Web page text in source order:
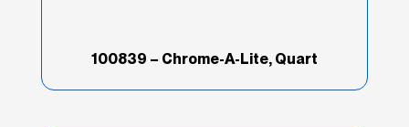
100839 – Chrome-A-Lite, Quart